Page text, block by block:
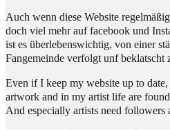
Auch wenn diese Website
doch viel mehr auf facebook und
ist es überlebenswichtig, von einer
Fangemeinde verfolgt unf beklatscht
Even if I keep my website up to
artwork and in my artist life are
And especially artists need followers